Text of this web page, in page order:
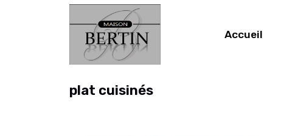
Accueil
plat cuisinés